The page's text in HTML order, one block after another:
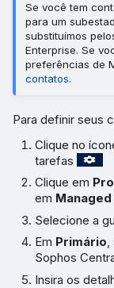
Se você tem
para um
substituímos
Enterprise. Se
preferências de
contatos.
Para definir seus
Clique no
tarefas
Clique em
em
Selecione a
Em Primário,
Sophos
Insira os